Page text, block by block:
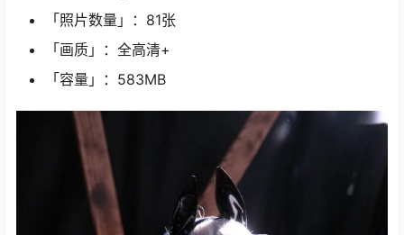
「照片数量」：81张
「画质」：全高清+
「容量」：583MB